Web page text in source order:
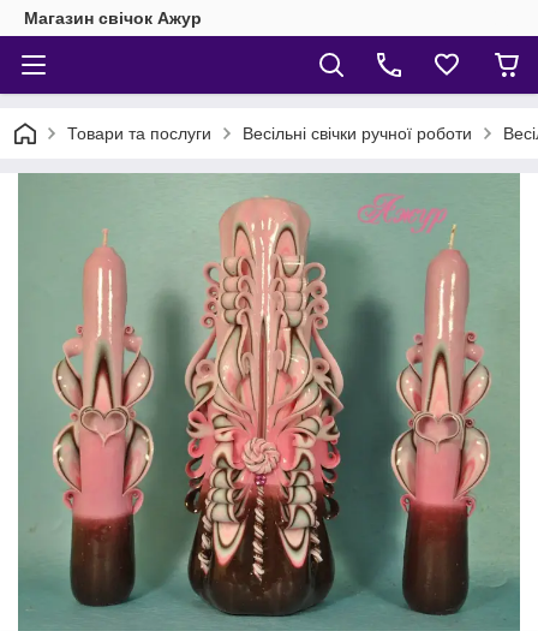
Магазин свічок Ажур
Товари та послуги Весільні свічки ручної роботи